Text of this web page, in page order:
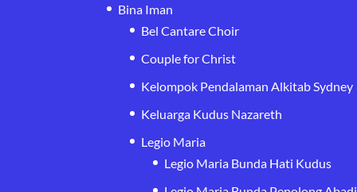
Bina Iman
Bel Cantare Choir
Couple for Christ
Kelompok Pendalaman Alkitab Sydney
Keluarga Kudus Nazareth
Legio Maria
Legio Maria Bunda Hati Kudus